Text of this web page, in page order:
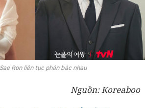
Ron liên tục phản bác nhau
Nguồn: Koreaboo